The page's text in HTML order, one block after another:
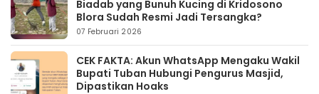
Biadab yang Bunuh Kucing di Kridosono
Blora Sudah Resmi Jadi Tersangka?
07 Februari 2026
CEK FAKTA: Akun WhatsApp Mengaku Wakil
Bupati Tuban Hubungi Pengurus Masjid,
Dipastikan Hoaks